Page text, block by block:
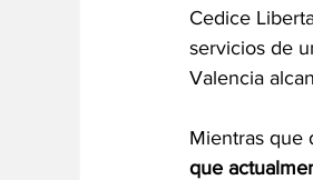
Cedice
servicios de
Valencia
Mientras que
que